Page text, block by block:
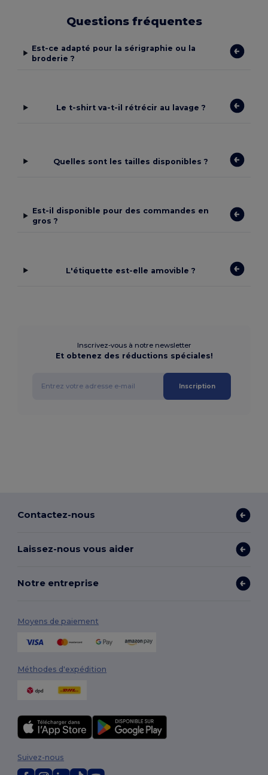
Questions fréquentes
Est-ce adapté pour la sérigraphie ou la
broderie ?
Le t-shirt va-t-il rétrécir au lavage ?
Quelles sont les tailles disponibles ?
Est-il disponible pour des commandes en
gros ?
L'étiquette est-elle amovible ?
Inscrivez-vous à notre newsletter
Et obtenez des réductions spéciales!
Inscription
Contactez-nous
Laissez-nous vous aider
Notre entreprise
Moyens de paiement
Méthodes d'expédition
Suivez-nous